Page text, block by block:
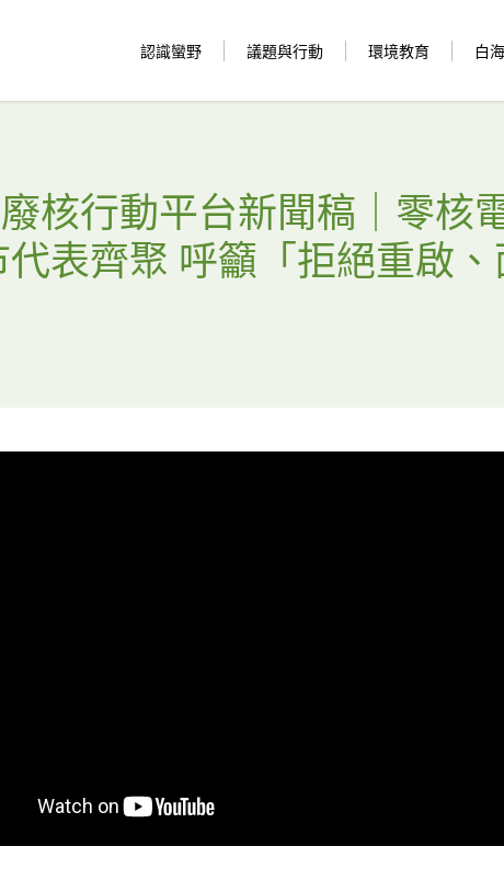
認識蠻野 議題與行動 環境教育 白
核行動平台新聞稿｜零核
表齊聚 呼籲「拒絕重啟